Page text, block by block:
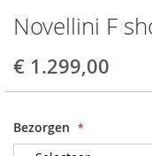
Novellini F
€ 1.299,00
Bezorgen
Skip
to
the
beginning
of
images
gallery